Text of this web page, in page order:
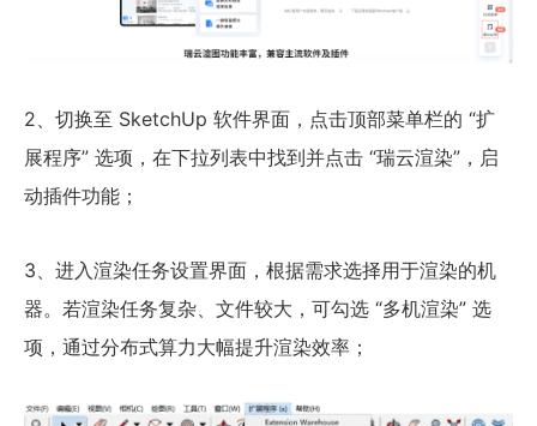
2、切换至 SketchUp 软件界面，点击顶部菜单栏的 “扩
展程序” 选项，在下拉列表中找到并点击 “瑞云渲染”，启
动插件功能；
3、进入渲染任务设置界面，根据需求选择用于渲染的机
器。若渲染任务复杂、文件较大，可勾选 “多机渲染” 选
项，通过分布式算力大幅提升渲染效率；